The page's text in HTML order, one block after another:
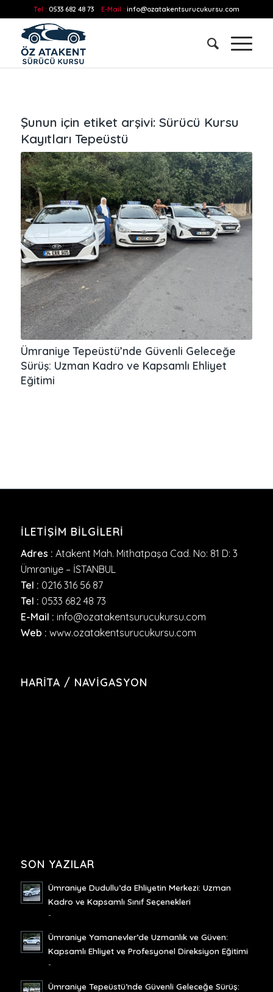
Tel : 0533 682 48 73 E-Mail : info@ozatakentsurucukursu.com
Şunun için etiket arşivi: Sürücü Kursu
Kayıtları Tepeüstü
Ümraniye Tepeüstü’nde Güvenli Geleceğe
Sürüş: Uzman Kadro ve Kapsamlı Ehliyet
Eğitimi
İLETIŞIM BILGILERI
Adres : Atakent Mah. Mithatpaşa Cad. No: 81 D: 3
Ümraniye – İSTANBUL
Tel : 0216 316 56 87
Tel : 0533 682 48 73
E-Mail : info@ozatakentsurucukursu.com
Web : www.ozatakentsurucukursu.com
HARITA / NAVIGASYON
SON YAZILAR
Ümraniye Dudullu’da Ehliyetin Merkezi: Uzman
Kadro ve Kapsamlı Sınıf Seçenekleri
-
Ümraniye Yamanevler’de Uzmanlık ve Güven:
Kapsamlı Ehliyet ve Profesyonel Direksiyon Eğitimi
-
Ümraniye Tepeüstü’nde Güvenli Geleceğe Sürüş: